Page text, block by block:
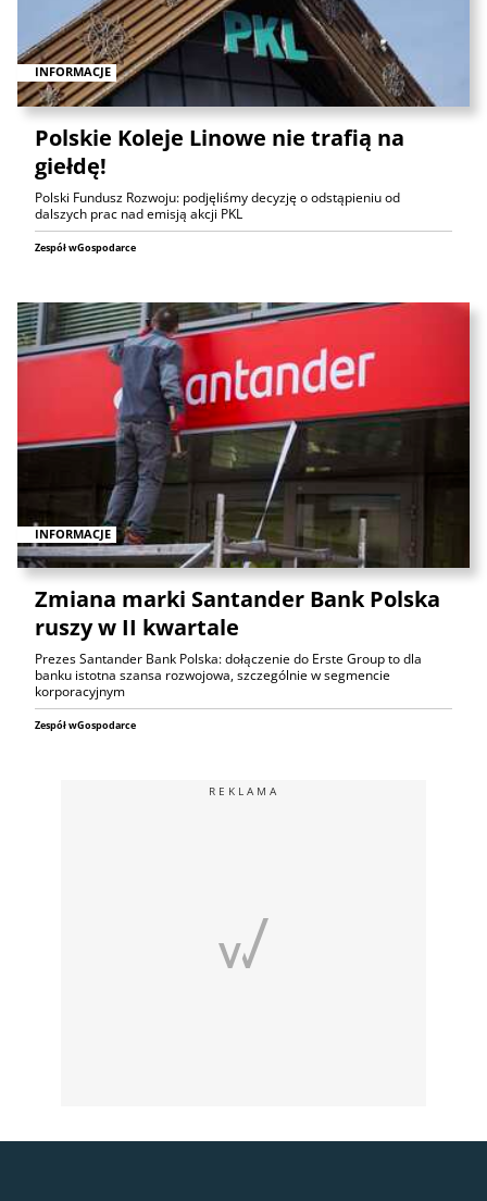
INFORMACJE
Polskie Koleje Linowe nie trafią na
giełdę!
Polski Fundusz Rozwoju: podjęliśmy decyzję o odstąpieniu od
dalszych prac nad emisją akcji PKL
Zespół wGospodarce
INFORMACJE
Zmiana marki Santander Bank Polska
ruszy w II kwartale
Prezes Santander Bank Polska: dołączenie do Erste Group to dla
banku istotna szansa rozwojowa, szczególnie w segmencie
korporacyjnym
Zespół wGospodarce
REKLAMA